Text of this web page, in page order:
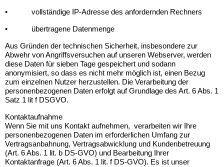
• vollständige IP-Adresse des anfordernden Rechners
• übertragene Datenmenge
Aus Gründen der technischen Sicherheit, insbesondere zur
Abwehr von Angriffsversuchen auf unseren Webserver, werden
diese Daten für sieben Tage gespeichert und sodann
anonymisiert, so dass es nicht mehr möglich ist, einen Bezug
zum einzelnen Nutzer herzustellen. Die Verarbeitung der
personenbezogenen Daten erfolgt auf Grundlage des Art. 6 Abs. 1
Satz 1 lit f DSGVO.
Kontaktaufnahme
Wenn Sie mit uns Kontakt aufnehmen, verarbeiten wir Ihre
personenbezogenen Daten im erforderlichen Umfang zur
Vertragsanbahnung, Vertragsabwicklung und Kundenbetreuung
(Art. 6 Abs. 1 lit. b DS-GVO) und Bearbeitung Ihrer
Kontaktanfrage (Art. 6 Abs. 1 lit. f DS-GVO). Es ist unser